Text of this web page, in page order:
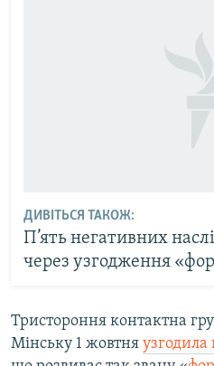
ДИВІТЬСЯ ТАКОЖ:
П’ять негативних
через узгодження
Тристороння контактна
Мінську 1 жовтня узгодила